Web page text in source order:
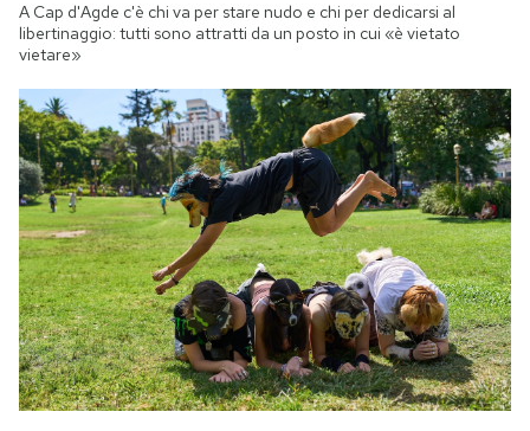
A Cap d'Agde c'è chi va per stare nudo e chi per dedicarsi al
libertinaggio: tutti sono attratti da un posto in cui «è vietato
vietare»